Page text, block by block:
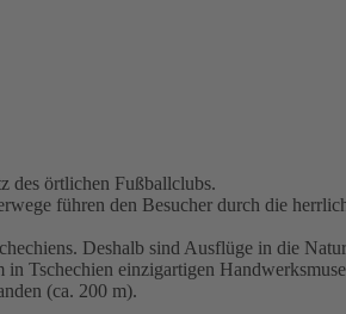
des örtlichen Fußballclubs.
führen den Besucher durch die
Deshalb sind Ausflüge in die
Tschechien einzigartigen
(ca. 200 m).